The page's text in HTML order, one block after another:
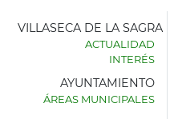
AYUNTAMIENTO
VILLASECA DE LA SAGRA
ACTUALIDAD
INTERÉS
AYUNTAMIENTO
ÁREAS MUNICIPALES